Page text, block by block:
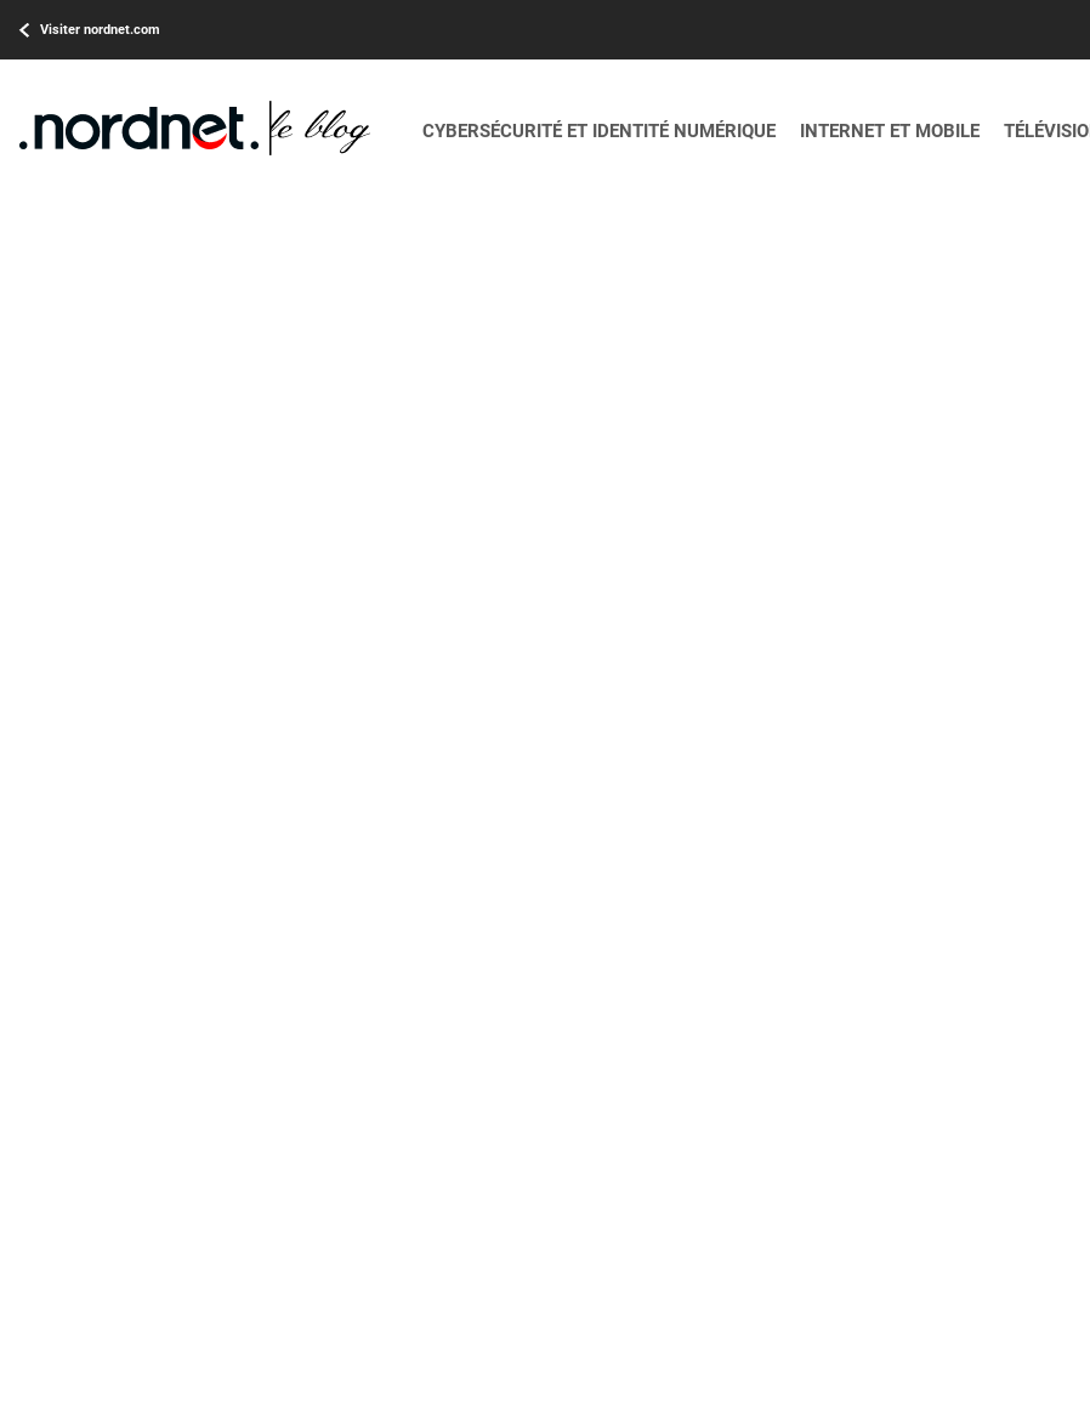
Visiter nordnet.com
CYBERSÉCURITÉ ET IDENTITÉ NUMÉRIQUE INTERNET ET MOBILE